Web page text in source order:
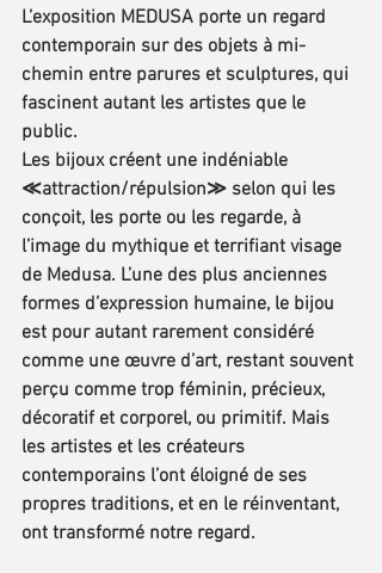
L’exposition MEDUSA porte un regard
contemporain sur des objets à mi-
chemin entre parures et sculptures, qui
fascinent autant les artistes que le
public.
Les bijoux créent une indéniable
≪attraction/répulsion≫ selon qui les
conçoit, les porte ou les regarde, à
l’image du mythique et terrifiant visage
de Medusa. L’une des plus anciennes
formes d’expression humaine, le bijou
est pour autant rarement considéré
comme une œuvre d’art, restant souvent
perçu comme trop féminin, précieux,
décoratif et corporel, ou primitif. Mais
les artistes et les créateurs
contemporains l’ont éloigné de ses
propres traditions, et en le réinventant,
ont transformé notre regard.